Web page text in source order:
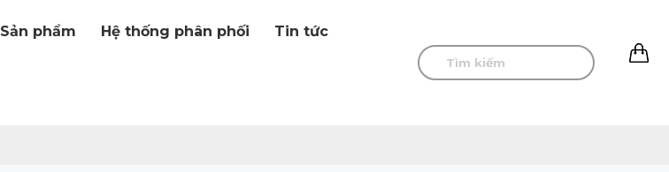
Sản phẩm Hệ thống phân phối Tin tức